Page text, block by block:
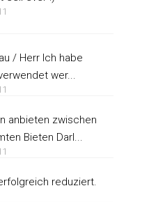
/ Herr Ich habe
wer...
anbieten zwischen
Bieten Darl...
reduziert.